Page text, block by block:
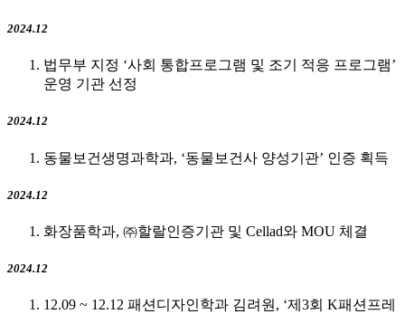
2024.12
법무부 지정 ‘사회 통합프로그램 및 조기 적응 프로그램’
운영 기관 선정
2024.12
동물보건생명과학과, ‘동물보건사 양성기관’ 인증 획득
2024.12
화장품학과, ㈜할랄인증기관 및 Cellad와 MOU 체결
2024.12
12.09 ~ 12.12 패션디자인학과 김려원, ‘제3회 K패션프레